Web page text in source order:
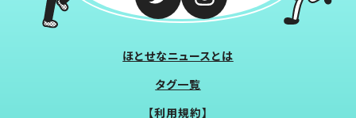
ほとせなニュースとは
タグ一覧
【利用規約】